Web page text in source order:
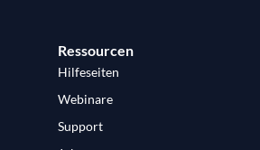
Ressourcen
Hilfeseiten
Webinare
Support